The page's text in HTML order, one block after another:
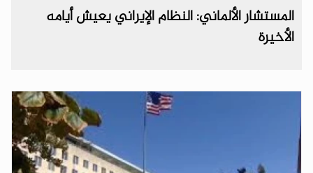
المستشار الألماني: النظام الإيراني يعيش أيامه
الأخيرة